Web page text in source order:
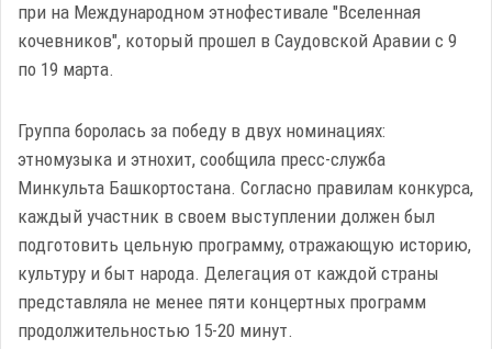
при на Международном этнофестивале "Вселенная
кочевников", который прошел в Саудовской Аравии с 9
по 19 марта.
Группа боролась за победу в двух номинациях:
этномузыка и этнохит, сообщила пресс-служба
Минкульта Башкортостана. Согласно правилам конкурса,
каждый участник в своем выступлении должен был
подготовить цельную программу, отражающую историю,
культуру и быт народа. Делегация от каждой страны
представляла не менее пяти концертных программ
продолжительностью 15-20 минут.